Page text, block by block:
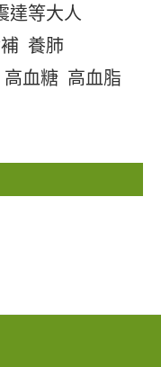
達等大人
養肺
高血糖 高血脂